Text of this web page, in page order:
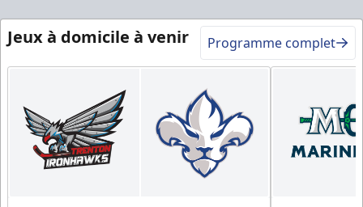
Jeux à domicile à venir Programme complet